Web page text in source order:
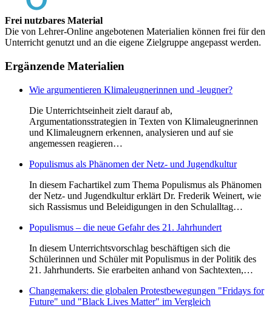
Frei nutzbares Material
Die von Lehrer-Online angebotenen Materialien können frei für den
Unterricht genutzt und an die eigene Zielgruppe angepasst werden.
Ergänzende Materialien
Wie argumentieren Klimaleugnerinnen und -leugner?
Die Unterrichtseinheit zielt darauf ab,
Argumentationsstrategien in Texten von Klimaleugnerinnen
und Klimaleugnern erkennen, analysieren und auf sie
angemessen reagieren…
Populismus als Phänomen der Netz- und Jugendkultur
In diesem Fachartikel zum Thema Populismus als Phänomen
der Netz- und Jugendkultur erklärt Dr. Frederik Weinert, wie
sich Rassismus und Beleidigungen in den Schulalltag…
Populismus – die neue Gefahr des 21. Jahrhundert
In diesem Unterrichtsvorschlag beschäftigen sich die
Schülerinnen und Schüler mit Populismus in der Politik des
21. Jahrhunderts. Sie erarbeiten anhand von Sachtexten,…
Changemakers: die globalen Protestbewegungen "Fridays for
Future" und "Black Lives Matter" im Vergleich